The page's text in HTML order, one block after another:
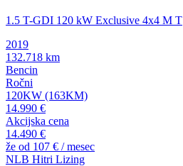
1.5 T-GDI 120 kW Exclusive 4x4 M T
2019
132.718 km
Bencin
Ročni
120KW (163KM)
14.990 €
Akcijska cena
14.490 €
že od 107 € / mesec
NLB Hitri Lizing